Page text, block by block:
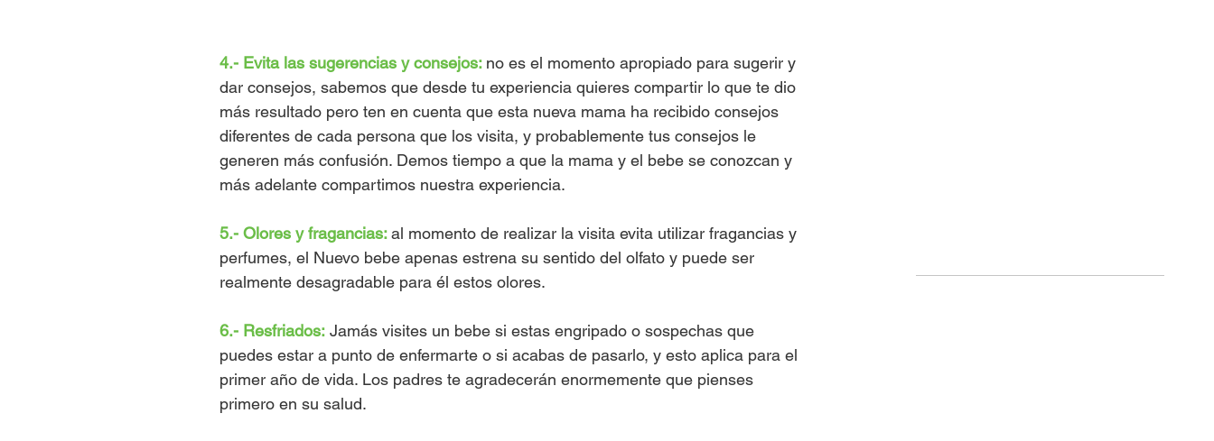
4.- Evita las sugerencias y consejos: no es el momento apropiado para sugerir y
dar consejos, sabemos que desde tu experiencia quieres compartir lo que te dio
más resultado pero ten en cuenta que esta nueva mama ha recibido consejos
diferentes de cada persona que los visita, y probablemente tus consejos le
generen más confusión. Demos tiempo a que la mama y el bebe se conozcan y
más adelante compartimos nuestra experiencia.
5.- Olores y fragancias: al momento de realizar la visita evita utilizar fragancias y
perfumes, el Nuevo bebe apenas estrena su sentido del olfato y puede ser
realmente desagradable para él estos olores.
6.- Resfriados: Jamás visites un bebe si estas engripado o sospechas que
puedes estar a punto de enfermarte o si acabas de pasarlo, y esto aplica para el
primer año de vida. Los padres te agradecerán enormemente que pienses
primero en su salud.